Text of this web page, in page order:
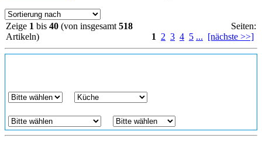
Zeige 1 bis 40 (von insgesamt 518
Artikeln)
Seiten:
1
2 3 4 5 ... [nächste >>]